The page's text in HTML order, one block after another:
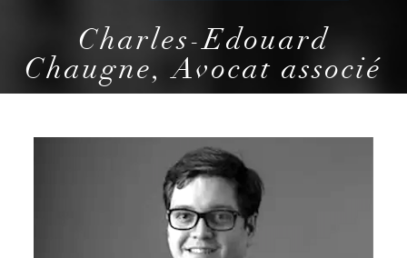
Charles-Edouard
Chaugne,Avocat associé